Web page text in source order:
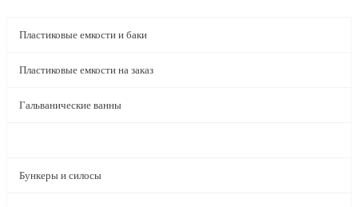
Пластиковые емкости и баки
Пластиковые емкости на заказ
Гальванические ванны
Бункеры и силосы